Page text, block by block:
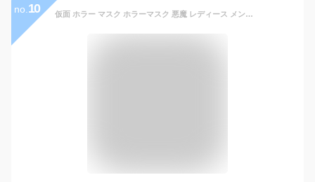
no. 10 仮面 ホラー マスク ホラーマスク 悪魔 レディース メンズ ユニセックス 男女兼用 コスプレ ハロウィーン 選べる カラー イベント クリスマス パーティ 文化祭 セクシー 仮装 変装